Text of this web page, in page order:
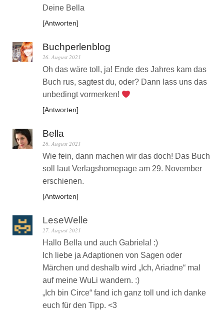
Deine Bella
Antworten
Buchperlenblog
26. August 2021
Oh das wäre toll, ja! Ende des Jahres kam das
Buch rus, sagtest du, oder? Dann lass uns das
unbedingt vormerken!
Antworten
Bella
26. August 2021
Wie fein, dann machen wir das doch! Das Buch
soll laut Verlagshomepage am 29. November
erschienen.
Antworten
LeseWelle
27. August 2021
Hallo Bella und auch Gabriela! :)
Ich liebe ja Adaptionen von Sagen oder
Märchen und deshalb wird „Ich, Ariadne“ mal
auf meine WuLi wandern. :)
„Ich bin Circe“ fand ich ganz toll und ich danke
euch für den Tipp. <3